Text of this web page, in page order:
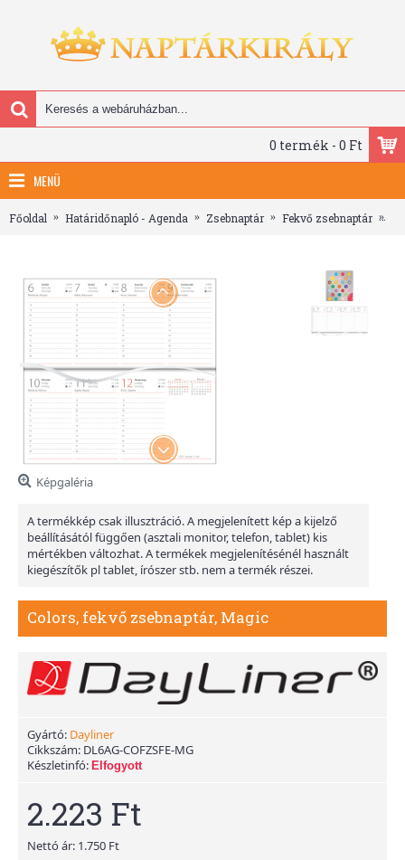
0 termék - 0 Ft
MENÜ
Főoldal Határidőnapló - Agenda Zsebnaptár Fekvő zsebnaptár
Képgaléria
A termékkép csak illusztráció. A megjelenített kép a kijelző
beállításától függően (asztali monitor, telefon, tablet) kis
mértékben változhat. A termékek megjelenítésénél használt
kiegészítők pl tablet, írószer stb. nem a termék részei.
Colors, fekvő zsebnaptár, Magic
Gyártó: Dayliner
Cikkszám: DL6AG-COFZSFE-MG
Készletinfó: Elfogyott
2.223 Ft
Nettó ár: 1.750 Ft